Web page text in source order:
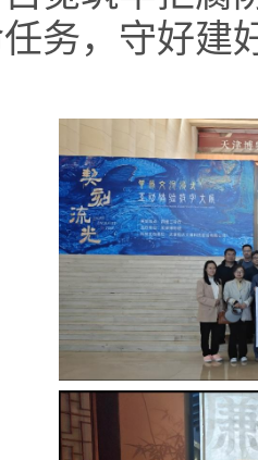
廉心，以史
深刻领悟
大家纷纷
自觉筑牢
任务，守